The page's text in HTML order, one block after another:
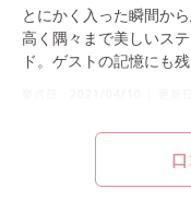
とにかく入った瞬間か
高く隅々まで美しいス
ド。ゲストの記憶にも